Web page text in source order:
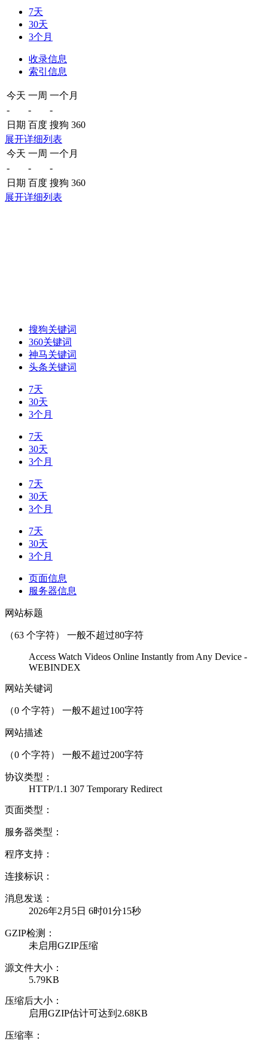
7天
30天
3个月
收录信息
索引信息
今天 一周 一个月
-
-
-
日期 百度 搜狗 360
展开详细列表
今天 一周 一个月
-
-
-
日期 百度 搜狗 360
展开详细列表
搜狗关键词
360关键词
神马关键词
头条关键词
7天
30天
3个月
7天
30天
3个月
7天
30天
3个月
7天
30天
3个月
页面信息
服务器信息
网站标题
（63 个字符） 一般不超过80字符
Access Watch Videos Online Instantly from Any Device -
WEBINDEX
网站关键词
（0 个字符） 一般不超过100字符
网站描述
（0 个字符） 一般不超过200字符
协议类型：
HTTP/1.1 307 Temporary Redirect
页面类型：
服务器类型：
程序支持：
连接标识：
消息发送：
2026年2月5日 6时01分15秒
GZIP检测：
未启用GZIP压缩
源文件大小：
5.79KB
压缩后大小：
启用GZIP估计可达到2.68KB
压缩率：